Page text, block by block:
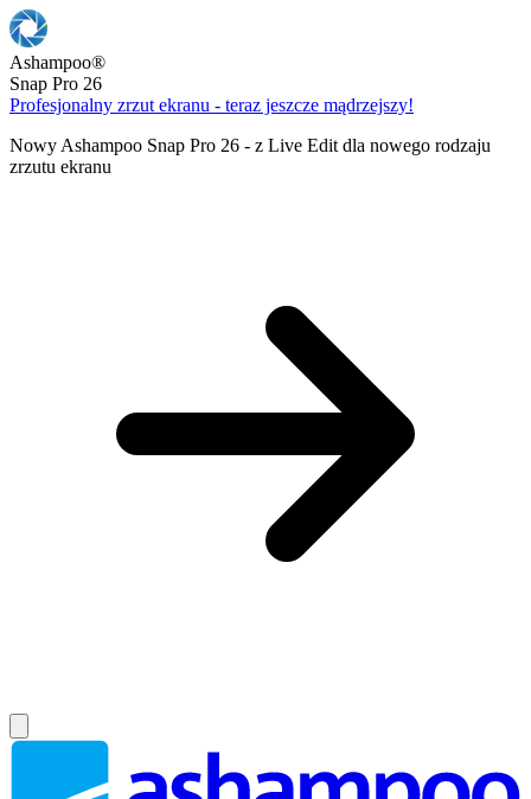
Ashampoo®
Snap Pro 26
Profesjonalny zrzut ekranu - teraz jeszcze mądrzejszy!
Nowy Ashampoo Snap Pro 26 - z Live Edit dla nowego rodzaju
zrzutu ekranu